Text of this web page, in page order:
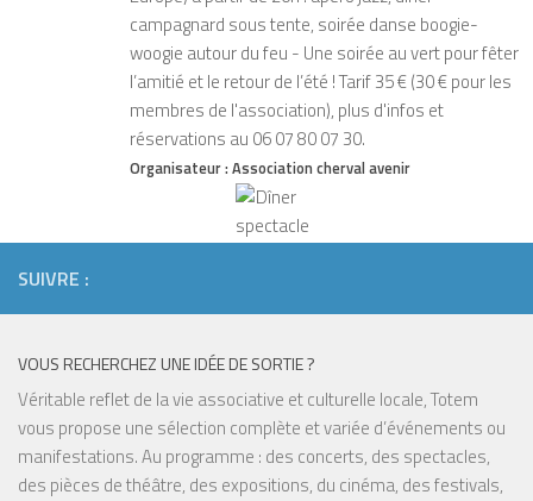
campagnard sous tente, soirée danse boogie-
woogie autour du feu - Une soirée au vert pour fêter
l’amitié et le retour de l’été ! Tarif 35 € (30 € pour les
membres de l'association), plus d'infos et
réservations au 06 07 80 07 30.
Organisateur : Association cherval avenir
Permalien : https://www.totem-magazine.fr/events/?id=12801
SUIVRE :
VOUS RECHERCHEZ UNE IDÉE DE SORTIE ?
Véritable reflet de la vie associative et culturelle locale, Totem
vous propose une sélection complète et variée d’événements ou
manifestations. Au programme : des concerts, des spectacles,
des pièces de théâtre, des expositions, du cinéma, des festivals,